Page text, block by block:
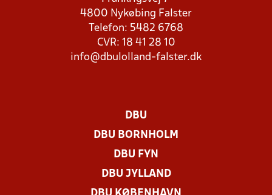
4800 Nykøbing Falster
Telefon: 5482 6768
CVR: 18 41 28 10
info@dbulolland-falster.dk
DBU
DBU BORNHOLM
DBU FYN
DBU JYLLAND